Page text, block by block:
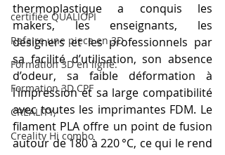
certifiée QUALIOPI
Refaire une piece en 3D
Formation 3D en ligne.
Formation 3D CPF
CREALITY,
Creality Hi combo
thermoplastique a conquis les
makers, les enseignants, les
designers et les professionnels par
sa facilité d’utilisation, son absence
d’odeur, sa faible déformation à
l’impression et sa large compatibilité
avec toutes les imprimantes FDM. Le
filament PLA offre un point de fusion
autour de 180 à 220 °C, ce qui le rend